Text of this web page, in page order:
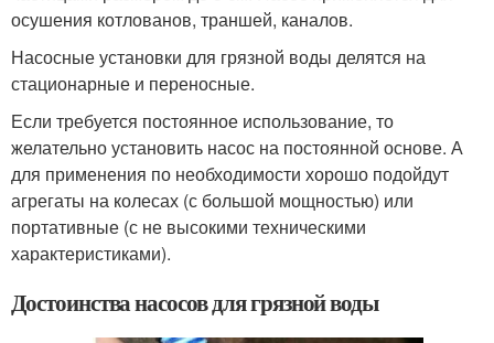
осушения котлованов, траншей, каналов.
Насосные установки для грязной воды делятся на
стационарные и переносные.
Если требуется постоянное использование, то
желательно установить насос на постоянной основе. А
для применения по необходимости хорошо подойдут
агрегаты на колесах (с большой мощностью) или
портативные (с не высокими техническими
характеристиками).
Достоинства насосов для грязной воды